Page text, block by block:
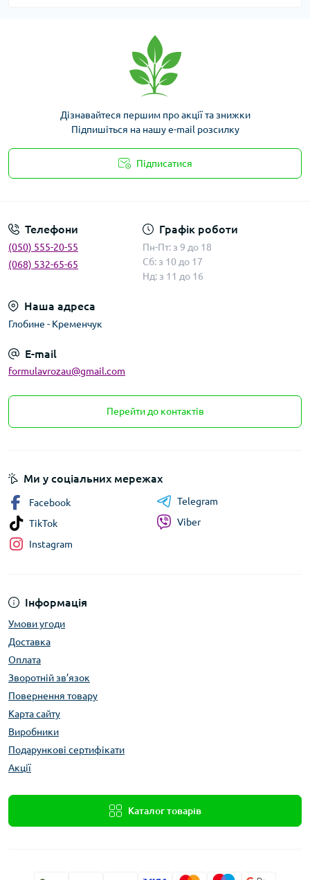
Дізнавайтеся першим про акції та знижки
Підпишіться на нашу e-mail розсилку
Підписатися
Телефони
(050) 555-20-55
(068) 532-65-65
Графік роботи
Пн-Пт: з 9 до 18
Сб: з 10 до 17
Нд: з 11 до 16
Наша адреса
Глобине - Кременчук
E-mail
formulavrozau@gmail.com
Перейти до контактів
Інформація
Умови угоди
Доставка
Оплата
Зворотній зв’язок
Повернення товару
Карта сайту
Виробники
Подарункові сертифікати
Акції
Каталог товарів
Ми у соціальних мережах
Facebook
TikTok
Instagram
Telegram
Viber